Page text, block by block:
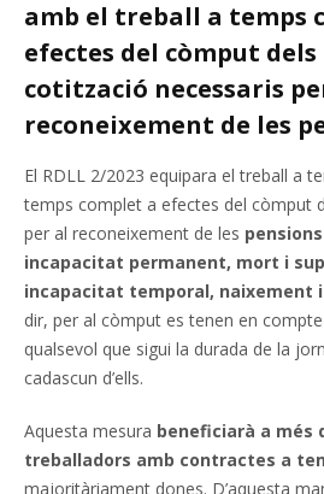
amb el treball a temps
efectes del còmput dels
cotització necessaris
reconeixement de les
El RDLL 2/2023 equipara el treball a
temps complet a efectes del còmput
per al reconeixement de les
incapacitat permanent, mort i
incapacitat temporal, naixement
dir, per al còmput es tenen en
qualsevol que sigui la durada de la
cadascun d’ells.
Aquesta mesura beneficiarà a més
treballadors amb contractes a
majoritàriament dones. D’aquesta